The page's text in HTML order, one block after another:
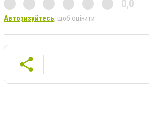
0,0
Авторизуйтесь, щоб оцінити